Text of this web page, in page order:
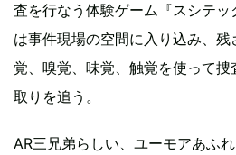
査を行なう体験ゲーム『スシテ
は事件現場の空間に入り込み、
覚、嗅覚、味覚、触覚を使って
取りを追う。
AR三兄弟らしい、ユーモアあふ